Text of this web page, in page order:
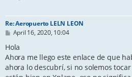
Re: Aeropuerto LELN LEON
P
s
t
April 16, 2020, 10:04
Hola
Ahora me llego este enlace de que
ahora lo descubrí, si no solemos